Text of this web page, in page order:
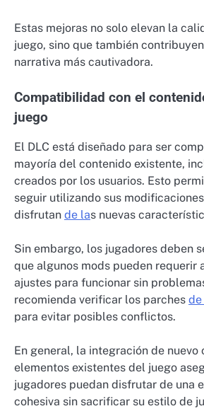
Estas mejoras no solo elevan la
juego, sino que también
narrativa más cautivadora.
Compatibilidad con el
juego
El DLC está diseñado para ser
mayoría del contenido existente,
creados por los usuarios. Esto
seguir utilizando sus
disfrutan de las nuevas
Sin embargo, los jugadores deben
que algunos mods pueden requerir
ajustes para funcionar sin
recomienda verificar los parches
para evitar posibles conflictos.
En general, la integración de nuevo
elementos existentes del juego
jugadores puedan disfrutar de una
cohesiva sin sacrificar su estilo de